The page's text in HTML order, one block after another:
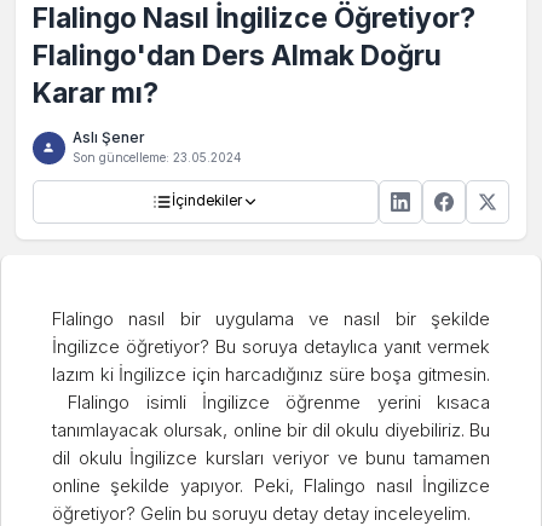
Flalingo Nasıl İngilizce Öğretiyor?
Flalingo'dan Ders Almak Doğru
Karar mı?
Aslı Şener
Son güncelleme:23.05.2024
İçindekiler
Flalingo nasıl bir uygulama ve nasıl bir şekilde
İngilizce öğretiyor? Bu soruya detaylıca yanıt vermek
lazım ki İngilizce için harcadığınız süre boşa gitmesin.
Flalingo isimli İngilizce öğrenme yerini kısaca
tanımlayacak olursak, online bir dil okulu diyebiliriz. Bu
dil okulu İngilizce kursları veriyor ve bunu tamamen
online şekilde yapıyor. Peki, Flalingo nasıl İngilizce
öğretiyor? Gelin bu soruyu detay detay inceleyelim.